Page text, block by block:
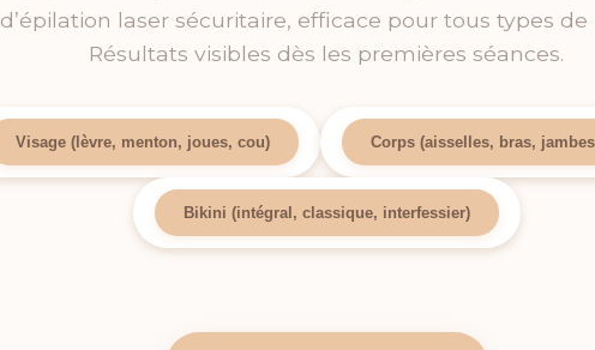
d’épilation laser sécuritaire, efficace pour tous types de
Résultats visibles dès les premières séances.
Visage (lèvre, menton, joues, cou) Corps (aisselles, bras,
Bikini (intégral, classique, interfessier)